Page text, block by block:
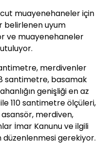
muayenehaneler için
belirlenen uyum
ve muayenehaneler
merdivenler
santimetre, basamak
genişliği en az
110 santimetre ölçüleri,
merdiven,
İmar Kanunu ve ilgili
gerekiyor.